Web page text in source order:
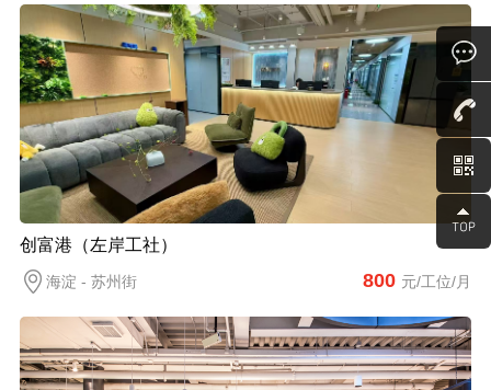
创富港（左岸工社）
海淀 - 苏州街 800 元/工位/月